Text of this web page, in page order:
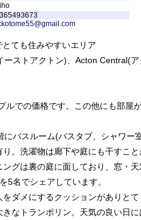
ても住みやすいエリア
ーストアクトン)、Acton Central(
ルでの価格です。この他にも部屋
にバスルーム(バスタブ、シャワー
り。洗濯物は廊下や庭にも干すこと
ングは裏の庭に面しており、窓・
5名でシェアしています。
をダメにするクッションがありと
きなトランポリン。天気の良い日